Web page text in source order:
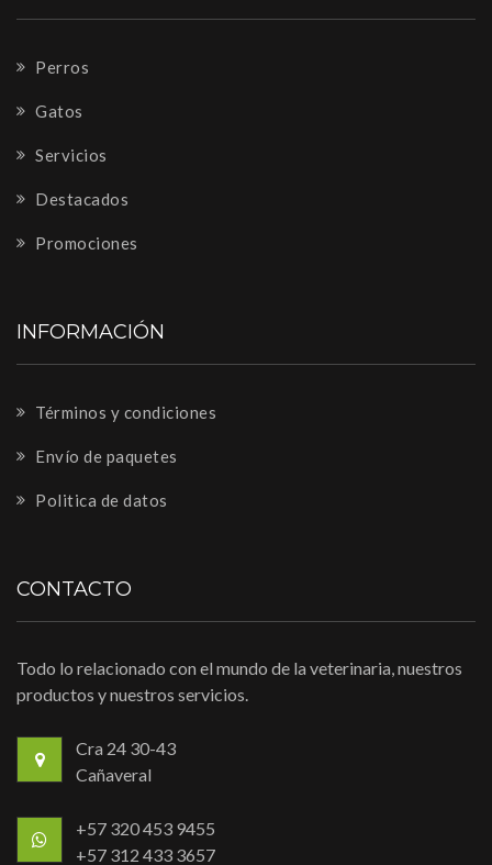
Perros
Gatos
Servicios
Destacados
Promociones
INFORMACIÓN
Términos y condiciones
Envío de paquetes
Politica de datos
CONTACTO
Todo lo relacionado con el mundo de la veterinaria, nuestros
productos y nuestros servicios.
Cra 24 30-43
Cañaveral
+57 320 453 9455
+57 312 433 3657